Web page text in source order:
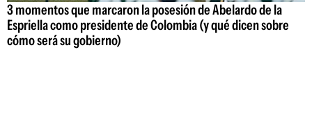
3 momentos que marcaron la posesión de Abelardo de la
Espriella como presidente de Colombia (y qué dicen sobre
cómo será su gobierno)